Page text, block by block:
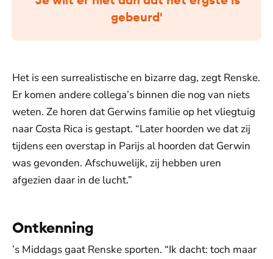
gebeurd'
Het is een surrealistische en bizarre dag, zegt Renske.
Er komen andere collega’s binnen die nog van niets
weten. Ze horen dat Gerwins familie op het vliegtuig
naar Costa Rica is gestapt. “Later hoorden we dat zij
tijdens een overstap in Parijs al hoorden dat Gerwin
was gevonden. Afschuwelijk, zij hebben uren
afgezien daar in de lucht.”
Ontkenning
’s Middags gaat Renske sporten. “Ik dacht: toch maar